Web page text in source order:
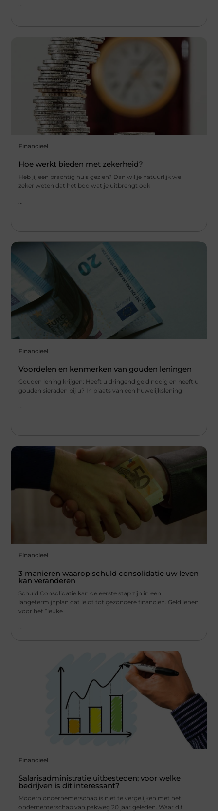
...
Financieel
Hoe werkt bieden met zekerheid?
Heb jij een prachtig huis gezien? Dan wil je natuurlijk wel
zeker weten dat het bod wat je uitbrengt ook
Financieel
Voordelen en kenmerken van gouden leningen
Gouden lening krijgen: Heeft u dringend geld nodig en heeft u
gouden sieraden bij u? In plaats van een huwelijkslening
...
Financieel
3 manieren waarop schuld consolidatie uw leven
kan veranderen
Schuld Consolidatie kan de eerste stap zijn in een
langetermijnplan dat leidt tot gezondere financiën. Geld lenen
voor het “leuke
Financieel
Salarisadministratie uitbesteden; voor welke
bedrijven is dit interessant?
Modern ondernemerschap is niet te vergelijken met het
ondernemerschap van pakweg 20 jaar geleden. Waar dit